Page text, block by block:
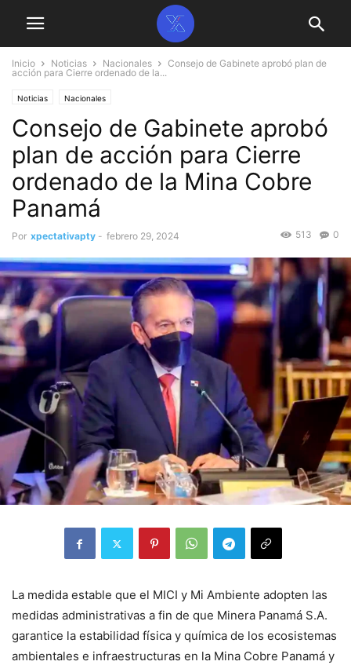
Inicio Noticias Nacionales
Consejo de Gabinete aprobó plan de
acción para Cierre ordenado de la...
Noticias Nacionales
Consejo de Gabinete aprobó
plan de acción para Cierre
ordenado de la Mina Cobre
Panamá
Por xpectativapty - febrero 29, 2024 0
513
La medida estable que el MICI y Mi Ambiente adopten las
medidas administrativas a fin de que Minera Panamá S.A.
garantice la estabilidad física y química de los ecosistemas
ambientales e infraestructuras en la Mina Cobre Panamá y